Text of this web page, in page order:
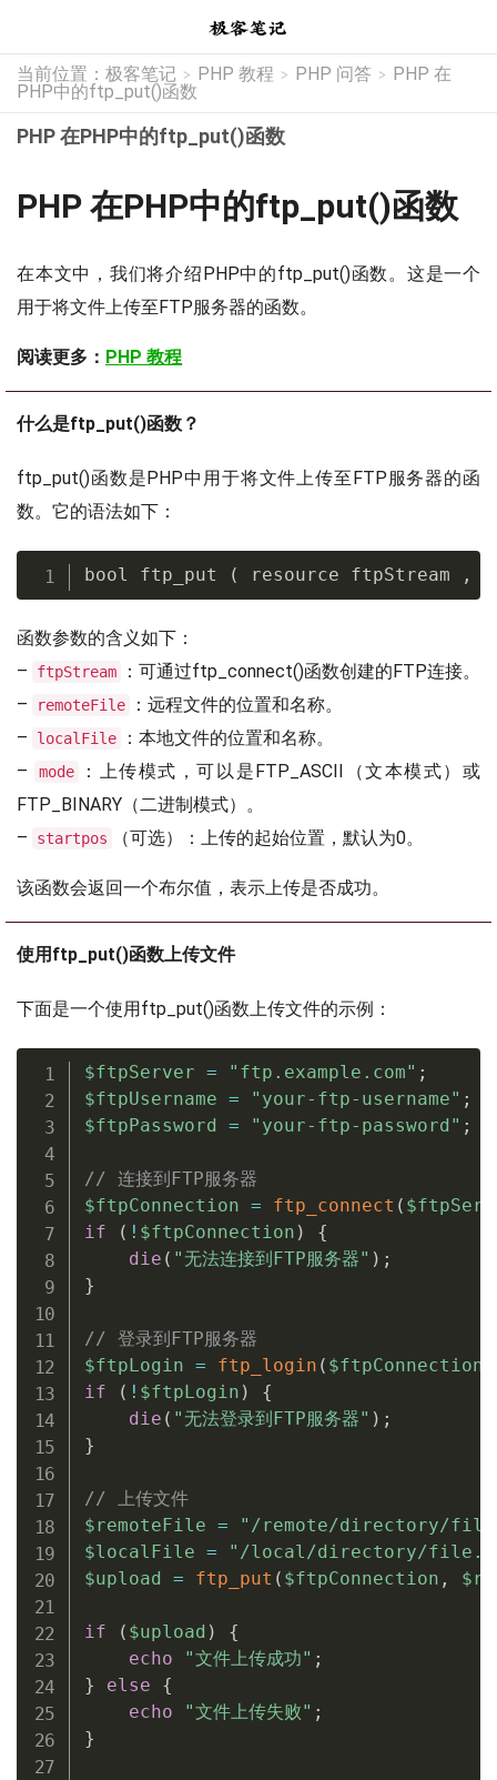
当前位置： 极客笔记 > PHP 教程 > PHP 问答 > PHP 在
PHP中的ftp_put()函数
PHP 在PHP中的ftp_put()函数
PHP 在PHP中的ftp_put()函数
在本文中，我们将介绍PHP中的ftp_put()函数。这是一个
用于将文件上传至FTP服务器的函数。
阅读更多： PHP 教程
什么是ftp_put()函数？
ftp_put()函数是PHP中用于将文件上传至FTP服务器的函
数。它的语法如下：
bool ftp_put ( resource ftpStream ,
函数参数的含义如下：
–
ftpStream
：可通过ftp_connect()函数创建的FTP连接。
–
remoteFile
：远程文件的位置和名称。
–
localFile
：本地文件的位置和名称。
–
mode
：上传模式，可以是FTP_ASCII（文本模式）或
FTP_BINARY（二进制模式）。
–
startpos （可选）：上传的起始位置，默认为0。
该函数会返回一个布尔值，表示上传是否成功。
使用ftp_put()函数上传文件
下面是一个使用ftp_put()函数上传文件的示例：
$ftpServer = "ftp.example.com" ;
$ftpUsername = "your-ftp-username" ;
$ftpPassword
= "your-ftp-password" ;
// 连接到FTP服务器
$ftpConnection = ftp_connect (
if
( ! $ftpConnection )
{
die ( "无法连接到FTP服务器" ) ;
}
// 登录到FTP服务器
$ftpLogin = ftp_login ( $ftpConnection
if
( ! $ftpLogin )
{
die ( "无法登录到FTP服务器" ) ;
}
// 上传文件
$remoteFile =
"/remote/directory/
$localFile =
"/local/directory/
$upload
= ftp_put ( $ftpConnection ,
if ( $upload )
{
echo
"文件上传成功" ;
}
else
{
echo
"文件上传失败" ;
}